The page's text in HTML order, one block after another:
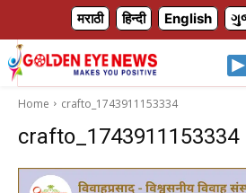
मराठी हिन्दी English
Home crafto_1743911153334
crafto_1743911153334